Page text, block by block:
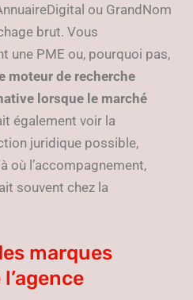
ou GrandNom
brut. Vous
une PME ou, pourquoi pas,
moteur de recherche
lorsque le marché
également voir la
juridique possible,
où l’accompagnement,
souvent chez la
marques